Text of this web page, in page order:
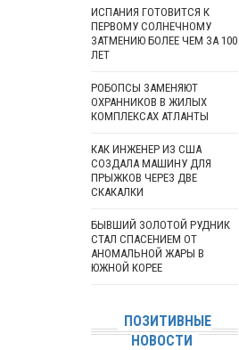
ИСПАНИЯ ГОТОВИТСЯ К
ПЕРВОМУ СОЛНЕЧНОМУ
ЗАТМЕНИЮ БОЛЕЕ ЧЕМ ЗА 100
ЛЕТ
РОБОПСЫ ЗАМЕНЯЮТ
ОХРАННИКОВ В ЖИЛЫХ
КОМПЛЕКСАХ АТЛАНТЫ
КАК ИНЖЕНЕР ИЗ США
СОЗДАЛА МАШИНУ ДЛЯ
ПРЫЖКОВ ЧЕРЕЗ ДВЕ
СКАКАЛКИ
БЫВШИЙ ЗОЛОТОЙ РУДНИК
СТАЛ СПАСЕНИЕМ ОТ
АНОМАЛЬНОЙ ЖАРЫ В
ЮЖНОЙ КОРЕЕ
ПОЗИТИВНЫЕ
НОВОСТИ